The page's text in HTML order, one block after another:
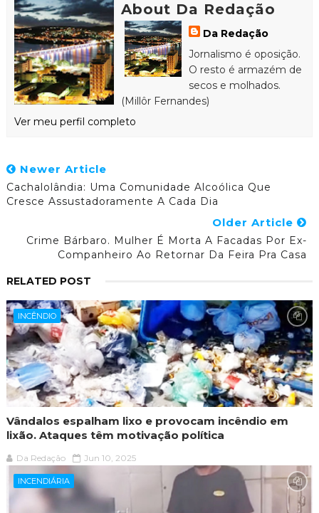
About Da Redação
Da Redação
Jornalismo é oposição.
O resto é armazém de
secos e molhados.
(Millôr Fernandes)
Ver meu perfil completo
Newer Article
Cachalolândia: Uma Comunidade Alcoólica Que
Cresce Assustadoramente A Cada Dia
Older Article
Crime Bárbaro. Mulher É Morta A Facadas Por Ex-
Companheiro Ao Retornar Da Feira Pra Casa
RELATED POST
INCÊNDIO
Vândalos espalham lixo e provocam incêndio em
lixão. Ataques têm motivação política
Da Redação Jun 10, 2025
INCENDIÁRIA